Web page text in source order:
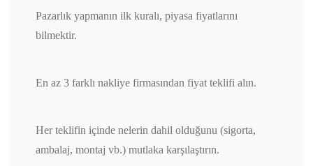
Pazarlık yapmanın ilk kuralı, piyasa fiyatlarını
bilmektir.
En az 3 farklı nakliye firmasından fiyat teklifi alın.
Her teklifin içinde nelerin dahil olduğunu (sigorta,
ambalaj, montaj vb.) mutlaka karşılaştırın.